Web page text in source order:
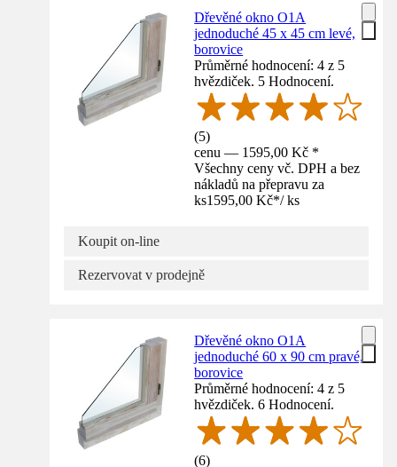
Dřevěné okno O1A
jednoduché 45 x 45 cm levé,
borovice
Průměrné hodnocení: 4 z 5
hvězdiček. 5 Hodnocení.
(5)
cenu — 1595,00 Kč *
Všechny ceny vč. DPH a bez
nákladů na přepravu za
ks1595,00 Kč*/ ks
Koupit on-line
Rezervovat v prodejně
Dřevěné okno O1A
jednoduché 60 x 90 cm pravé,
borovice
Průměrné hodnocení: 4 z 5
hvězdiček. 6 Hodnocení.
(6)